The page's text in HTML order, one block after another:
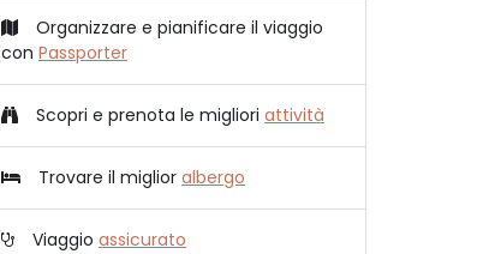
Organizzare e pianificare il viaggio
con Passporter
Scopri e prenota le migliori attività
Trovare il miglior albergo
Viaggio assicurato